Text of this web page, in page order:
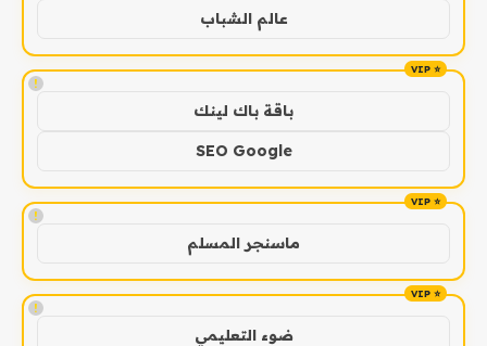
عالم الشباب
!
باقة باك لينك
SEO Google
!
ماسنجر المسلم
!
ضوء التعليمي